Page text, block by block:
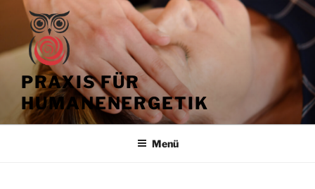
springen
PRAXIS FÜR
HUMANENERGETIK
Menü